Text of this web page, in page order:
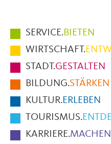
Hauptmenüpunkte
im
Fußbereich
der
Seite
SERVICE.BIETEN
WIRTSCHAFT.
STADT.GESTALTEN
BILDUNG.STÄRKEN
KULTUR.ERLEBEN
TOURISMUS.
KARRIERE.MACHEN